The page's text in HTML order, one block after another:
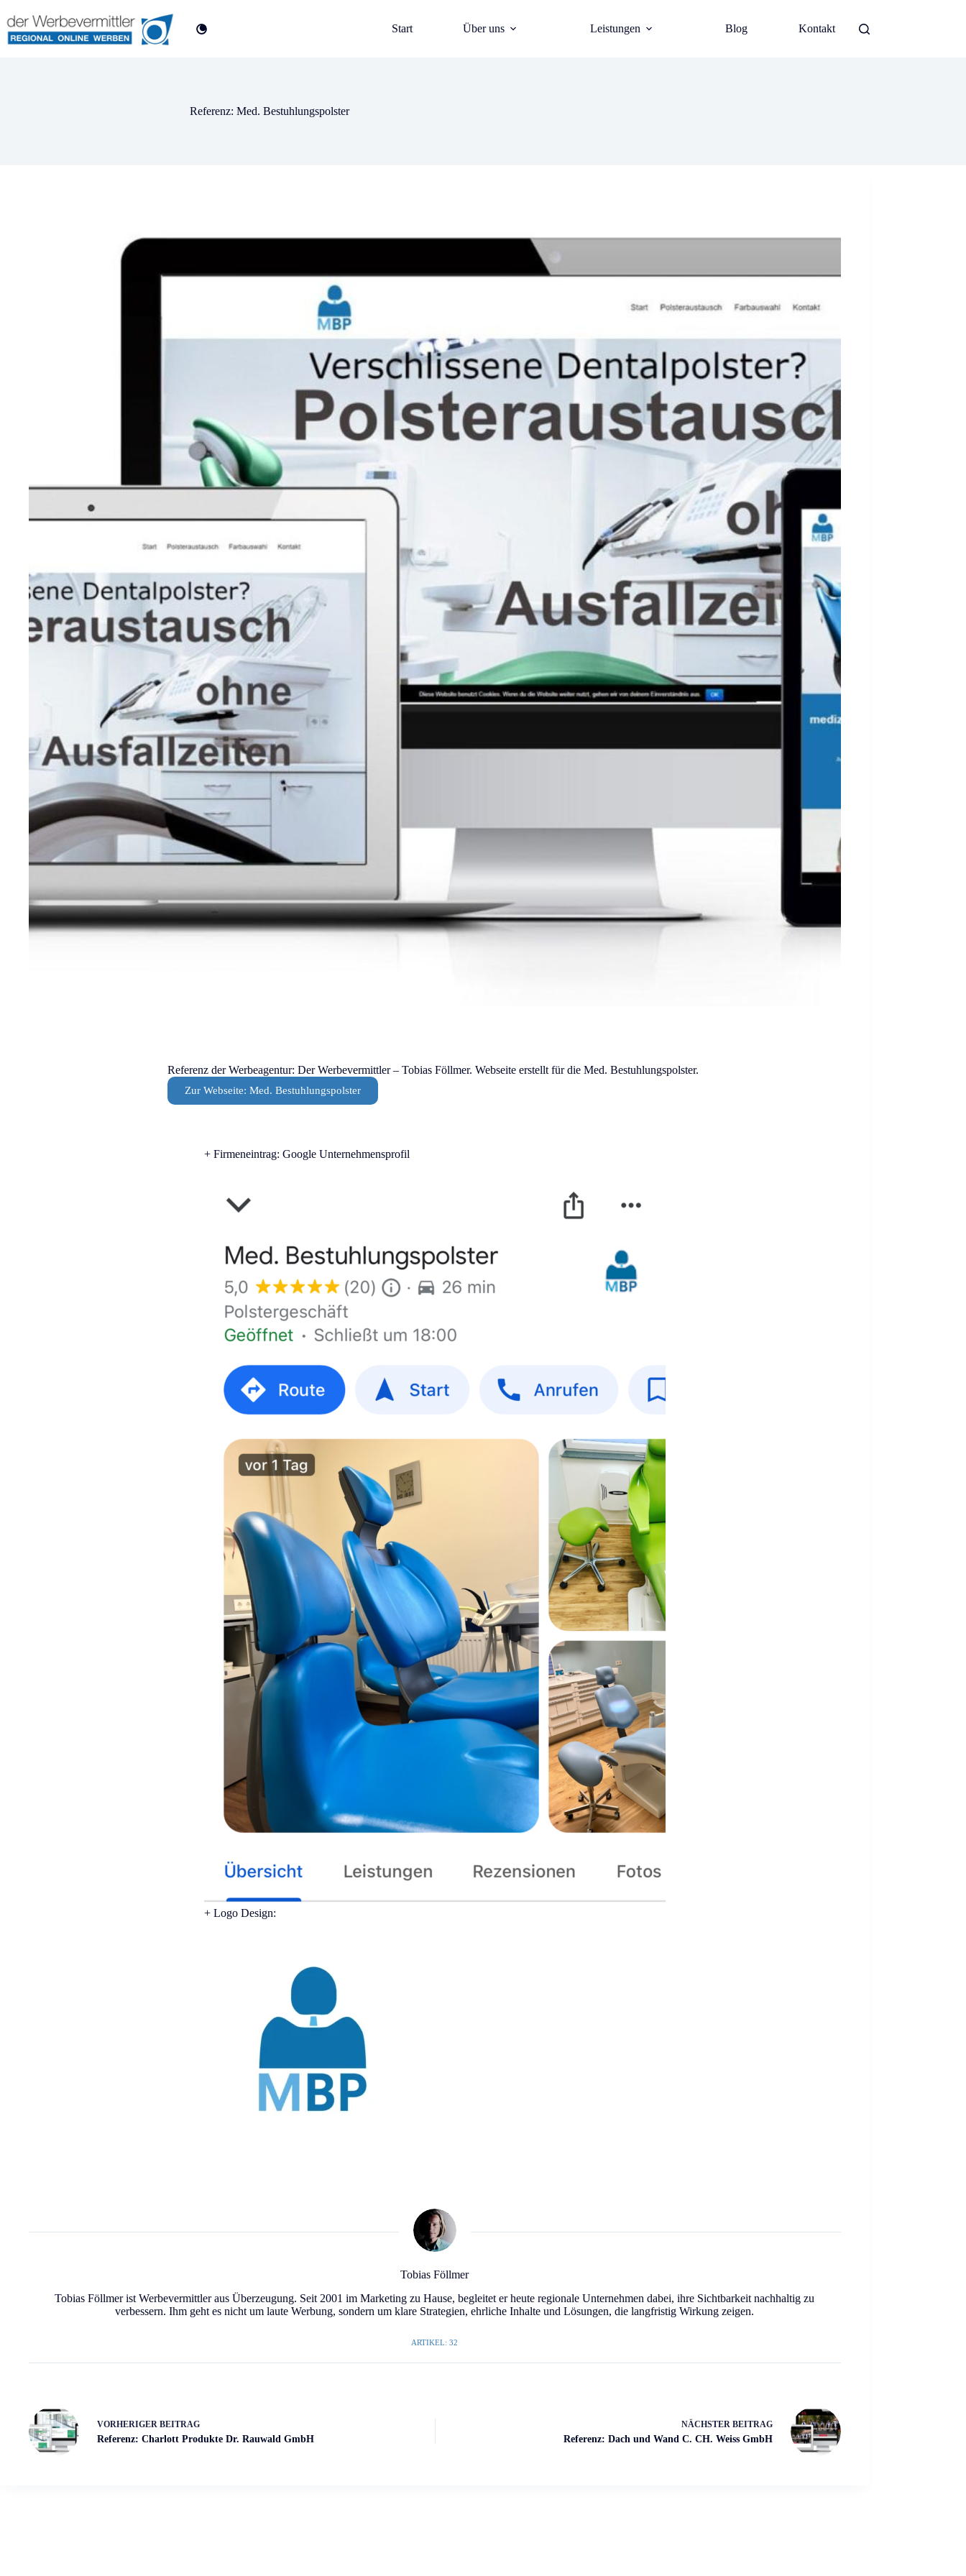
Start Über uns Leistungen Blog Kontakt
Referenz: Med. Bestuhlungspolster
Referenz der Werbeagentur: Der Werbevermittler – Tobias Föllmer. Webseite erstellt für die Med. Bestuhlungspolster.
Zur Webseite: Med. Bestuhlungspolster
+ Firmeneintrag: Google Unternehmensprofil
+ Logo Design:
Tobias Föllmer
Tobias Föllmer ist Werbevermittler aus Überzeugung. Seit 2001 im Marketing zu Hause, begleitet er heute regionale Unternehmen dabei, ihre Sichtbarkeit nachhaltig zu
verbessern. Ihm geht es nicht um laute Werbung, sondern um klare Strategien, ehrliche Inhalte und Lösungen, die langfristig Wirkung zeigen.
ARTIKEL: 32
VORHERIGER BEITRAG
Referenz: Charlott Produkte Dr. Rauwald GmbH
NÄCHSTER BEITRAG
Referenz: Dach und Wand C. CH. Weiss GmbH